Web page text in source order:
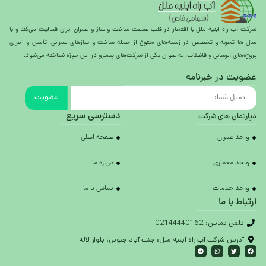
شرکت آب راه ابنیه ملل با افتخار در قلب صنعت ساخت و ساز و عمران ایران فعالیت می‌کند و با
سال ها تجربه و تخصص در زمینه‌های متنوع از جمله ساخت و سازهای عمرانی، تأمین و اجرای
پروژه‌های آبرسانی و فاضلاب، به عنوان یکی از شرکت‌های پیشرو در این حوزه شناخته می‌شود.
عضویت در خبرنامه
عضویت
دپارتمان های شرکت
واحد عمران
واحد معماری
واحد خدمات
دسترسی سریع
صفحه اصلی
درباره ما
تماس با ما
ارتباط با ما
تلفن تماس: 02144440162
آدرس شرکت آب راه ابنیه ملل: جنت آباد جنوبی، بلوار لاله